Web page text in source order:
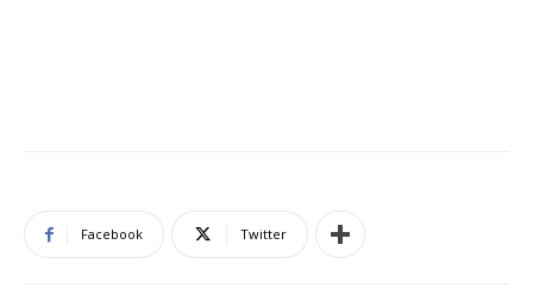
Facebook Twitter